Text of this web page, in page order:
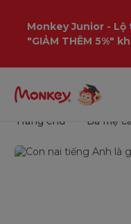
Monkey Junior -
"GIẢM THÊM 5%"
Trang chủ Ba mẹ